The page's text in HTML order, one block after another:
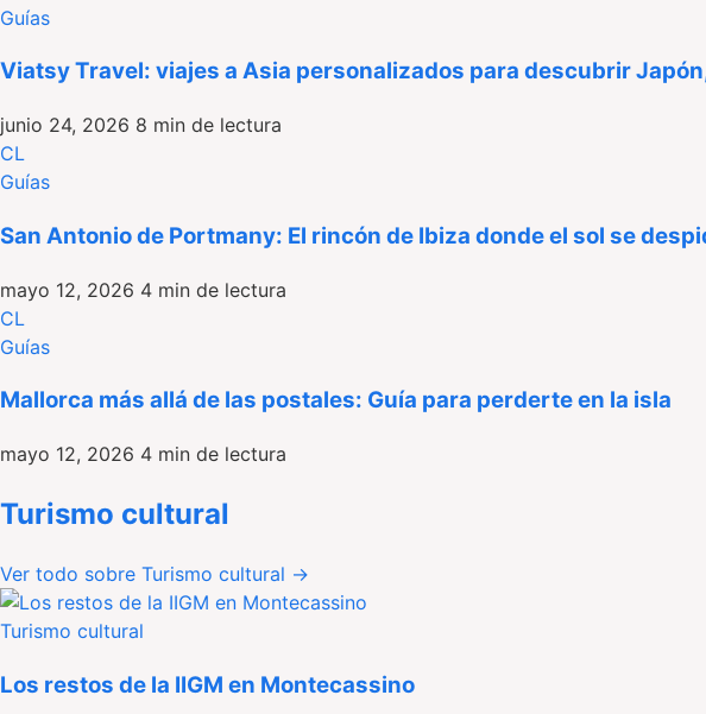
Guías
Viatsy Travel: viajes a Asia personalizados para descubrir
junio 24, 2026 8 min de lectura
CL
Guías
San Antonio de Portmany: El rincón de Ibiza donde el sol se
mayo 12, 2026 4 min de lectura
CL
Guías
Mallorca más allá de las postales: Guía para perderte en la isla
mayo 12, 2026 4 min de lectura
Turismo cultural
Ver todo sobre Turismo cultural →
Turismo cultural
Los restos de la IIGM en Montecassino